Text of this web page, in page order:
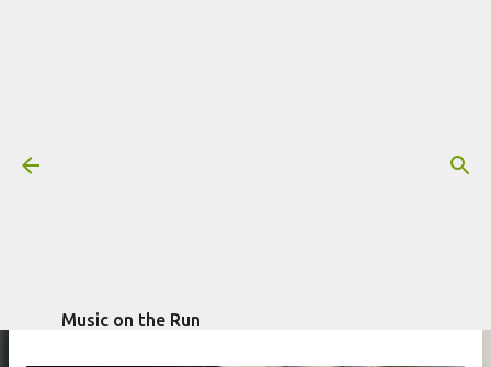
Music on the Run
Há 60 anos, Elvis Presley lançava